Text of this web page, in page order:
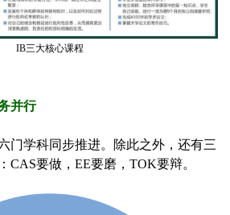
IB三大核心课程
并行
门学科同步推进。除此之外，还有三
CAS要做，EE要磨，TOK要辩。